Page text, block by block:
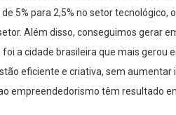
5% para 2,5% no setor tecnológico,
Além disso, conseguimos gerar
a cidade brasileira que mais gerou
eficiente e criativa, sem
empreendedorismo têm resultado